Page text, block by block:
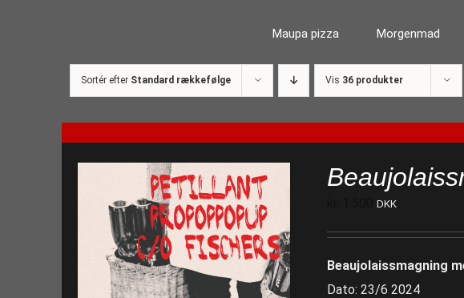
Maupa pizza Morgenmad
Sortér efter Standard rækkefølge Vis 36 produkter
DKK
Beaujolaissmagning
Dato: 23/6 2024